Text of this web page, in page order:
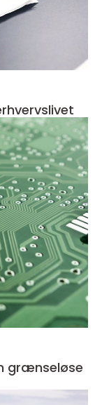
grænseløse